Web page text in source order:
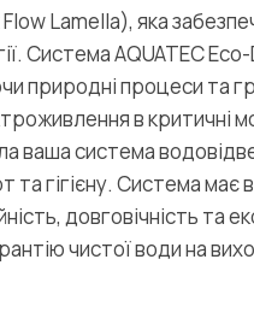
Lamella), яка
Система AQUATEC
природні процеси та
в критичні
ваша система
гігієну. Система має
довговічність та
чистої води на